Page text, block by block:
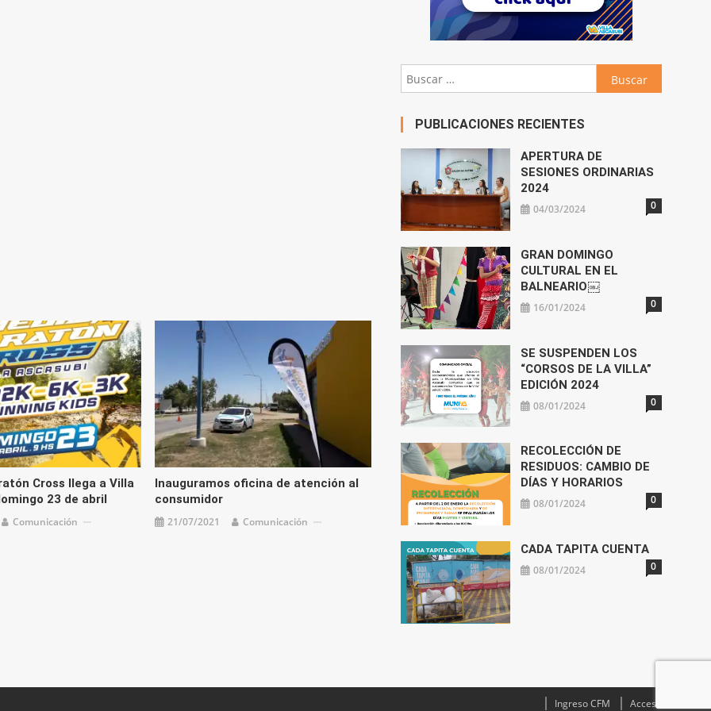
Cross llega a Villa
23 de abril
Comunicación
Inauguramos oficina de atención al
consumidor
21/07/2021 Comunicación
Buscar:
PUBLICACIONES RECIENTES
APERTURA DE
SESIONES ORDINARIAS
2024
04/03/2024 0
GRAN DOMINGO
CULTURAL EN EL
BALNEARIO￼
16/01/2024 0
SE SUSPENDEN LOS
“CORSOS DE LA VILLA”
EDICIÓN 2024
08/01/2024 0
RECOLECCIÓN DE
RESIDUOS: CAMBIO DE
DÍAS Y HORARIOS
08/01/2024 0
CADA TAPITA CUENTA
08/01/2024 0
Ingreso CFM Acceso